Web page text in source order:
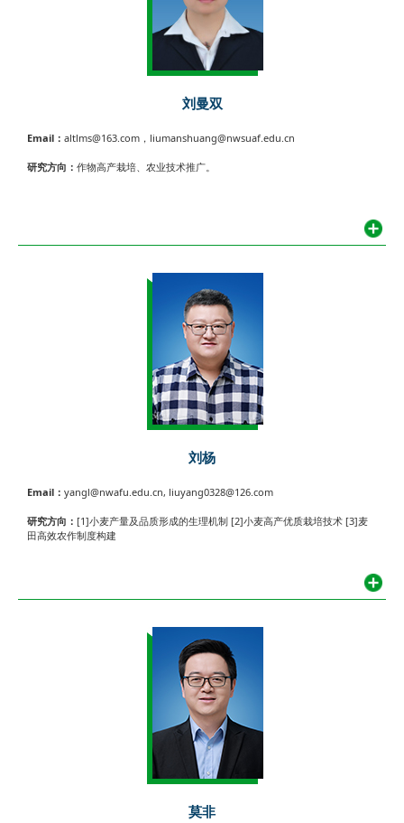
刘曼双
Email： altlms@163.com，liumanshuang@nwsuaf.edu.cn
研究方向： 作物高产栽培、农业技术推广。
刘杨
Email： yangl@nwafu.edu.cn, liuyang0328@126.com
研究方向： [1]小麦产量及品质形成的生理机制 [2]小麦高产优质栽培技术 [3]麦
田高效农作制度构建
莫非